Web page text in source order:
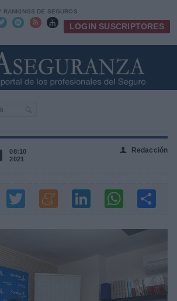
RANKINGS DE SEGUROS
   LOGIN SUSCRIPTORES
08:10
2021
👤 Redacción